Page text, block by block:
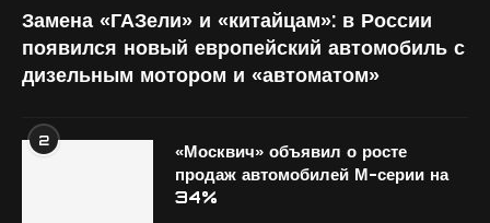
Замена «ГАЗели» и «китайцам»: в России
появился новый европейский автомобиль с
дизельным мотором и «автоматом»
2
«Москвич» объявил о росте
продаж автомобилей М-серии на
34%